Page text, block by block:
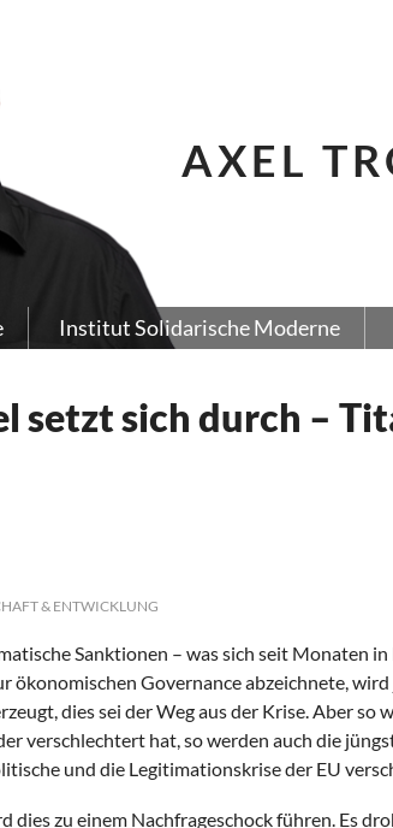
AXEL
Institut Solidarische Moderne
setzt sich durch –
& ENTWICKLUNG
Sanktionen – was sich seit Monaten
ökonomischen Governanceabzeichnete,
dies sei der Weg aus der Krise. Aber so
verschlechtert hat, so werden auch die
und die Legitimationskrise der EU
dies zu einem Nachfrageschock führen. Es